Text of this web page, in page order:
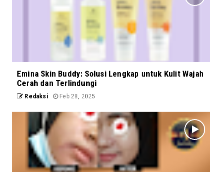
Emina Skin Buddy: Solusi Lengkap untuk Kulit Wajah
Cerah dan Terlindungi
Redaksi Feb 28, 2025